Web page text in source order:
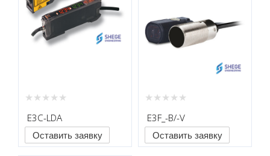
E3C-LDA
Оставить заявку
E3F_-B/-V
Оставить заявку